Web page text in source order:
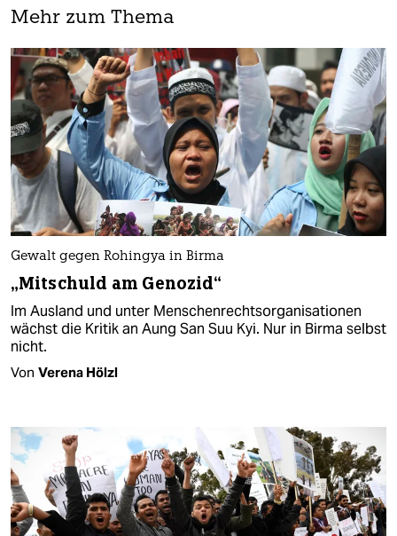
Mehr zum Thema
Gewalt gegen Rohingya in Birma
„Mitschuld am Genozid“
Im Ausland und unter Menschenrechtsorganisationen
wächst die Kritik an Aung San Suu Kyi. Nur in Birma selbst
nicht.
Von Verena Hölzl